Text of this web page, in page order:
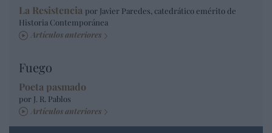
La Resistencia por Javier Paredes, catedrático emérito de
Historia Contemporánea
Artículos anteriores
Fuego
Poeta pasmado
por J. R. Pablos
Artículos anteriores